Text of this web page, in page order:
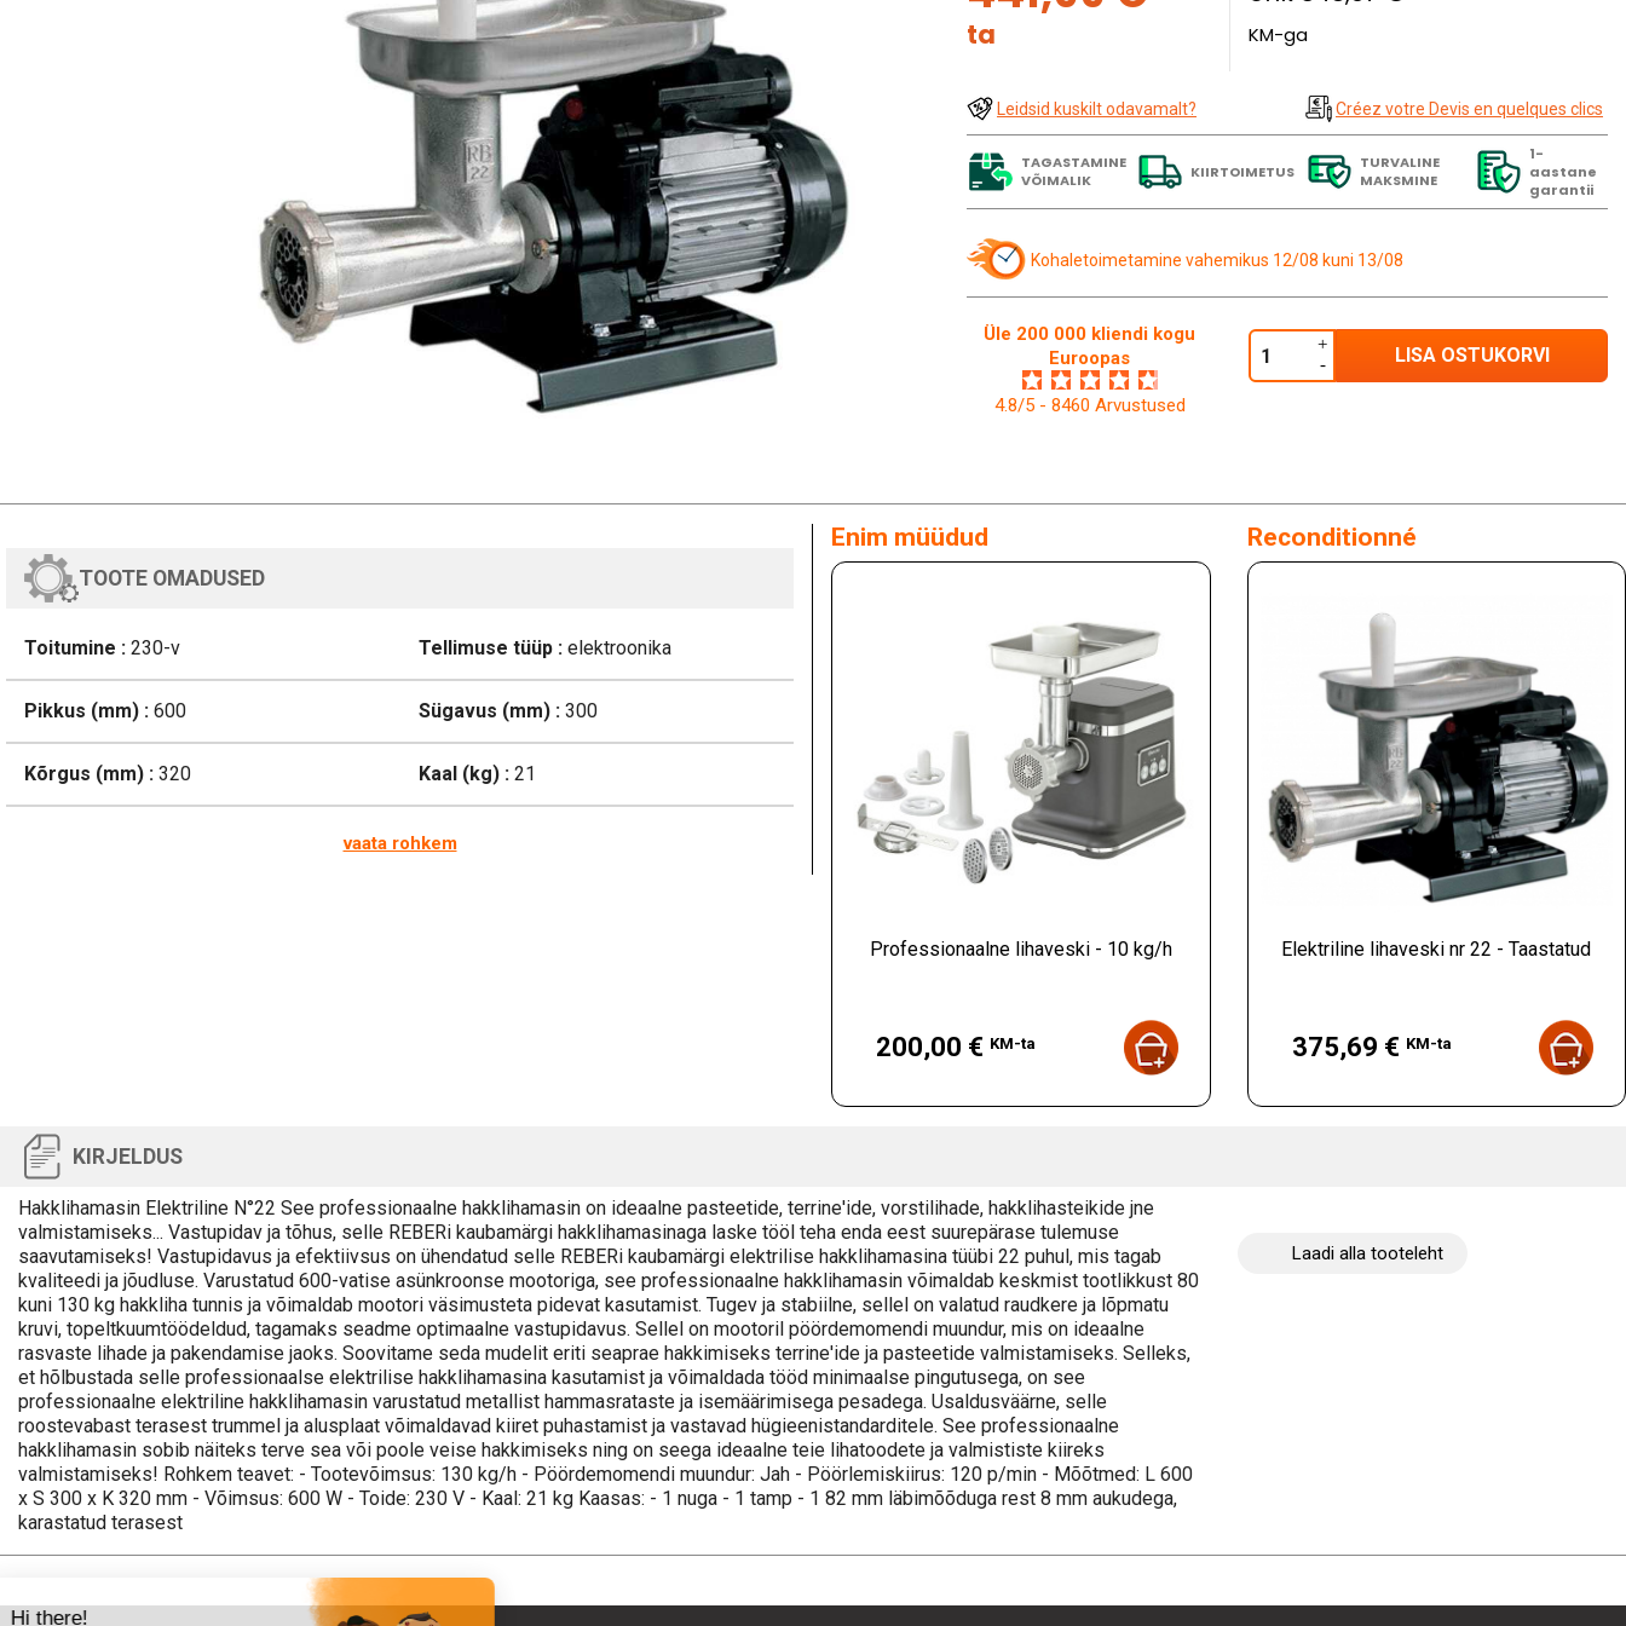
ta
KM-ga
Leidsid kuskilt odavamalt? Créez votre Devis en quelques clics
TAGASTAMINE
VÕIMALIK
KIIRTOIMETUS
TURVALINE
MAKSMINE
1-
aastane
garantii
Kohaletoimetamine vahemikus 12/08 kuni 13/08
Üle 200 000 kliendi kogu
Euroopas
4.8/5 - 8460 Arvustused
LISA OSTUKORVI
TOOTE OMADUSED
Toitumine : 230-v Tellimuse tüüp :elektroonika
Pikkus (mm) : 600 Sügavus (mm) :300
Kõrgus (mm) : 320 Kaal (kg) :21
vaata rohkem
Enim müüdud
Professionaalne lihaveski - 10 kg/h
200,00 € KM-ta
Reconditionné
Elektriline lihaveski nr 22 - Taastatud
375,69 € KM-ta
KIRJELDUS
Hakklihamasin Elektriline N°22 See professionaalne hakklihamasin on ideaalne pasteetide, terrine'ide, vorstilihade, hakklihasteikide jne
valmistamiseks... Vastupidav ja tõhus, selle REBERi kaubamärgi hakklihamasinaga laske tööl teha enda eest suurepärase tulemuse
saavutamiseks! Vastupidavus ja efektiivsus on ühendatud selle REBERi kaubamärgi elektrilise hakklihamasina tüübi 22 puhul, mis tagab
kvaliteedi ja jõudluse. Varustatud 600-vatise asünkroonse mootoriga, see professionaalne hakklihamasin võimaldab keskmist tootlikkust 80
kuni 130 kg hakkliha tunnis ja võimaldab mootori väsimusteta pidevat kasutamist. Tugev ja stabiilne, sellel on valatud raudkere ja lõpmatu
kruvi, topeltkuumtöödeldud, tagamaks seadme optimaalne vastupidavus. Sellel on mootoril pöördemomendi muundur, mis on ideaalne
rasvaste lihade ja pakendamise jaoks. Soovitame seda mudelit eriti seaprae hakkimiseks terrine'ide ja pasteetide valmistamiseks. Selleks,
et hõlbustada selle professionaalse elektrilise hakklihamasina kasutamist ja võimaldada tööd minimaalse pingutusega, on see
professionaalne elektriline hakklihamasin varustatud metallist hammasrataste ja isemäärimisega pesadega. Usaldusväärne, selle
roostevabast terasest trummel ja alusplaat võimaldavad kiiret puhastamist ja vastavad hügieenistandarditele. See professionaalne
hakklihamasin sobib näiteks terve sea või poole veise hakkimiseks ning on seega ideaalne teie lihatoodete ja valmististe kiireks
valmistamiseks! Rohkem teavet: - Tootevõimsus: 130 kg/h - Pöördemomendi muundur: Jah - Pöörlemiskiirus: 120 p/min - Mõõtmed: L 600
x S 300 x K 320 mm - Võimsus: 600 W - Toide: 230 V - Kaal: 21 kg Kaasas: - 1 nuga - 1 tamp - 1 82 mm läbimõõduga rest 8 mm aukudega,
karastatud terasest
Laadi alla tooteleht